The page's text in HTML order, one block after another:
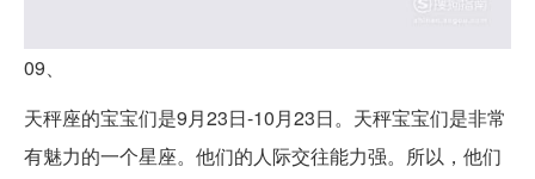
09、
天秤座的宝宝们是9月23日-10月23日。天秤宝宝们是非常
有魅力的一个星座。他们的人际交往能力强。所以，他们